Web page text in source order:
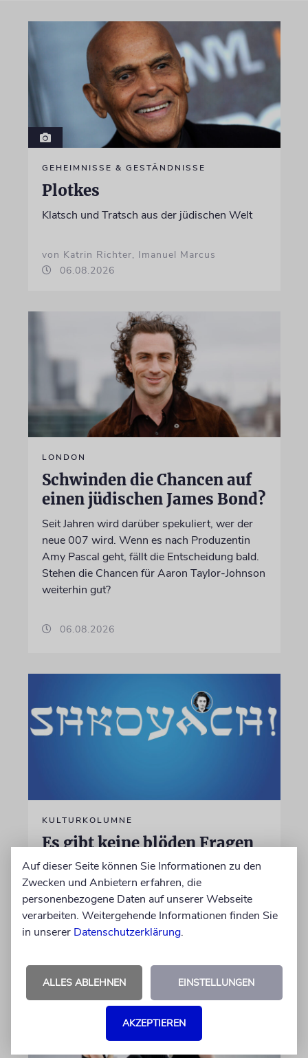
GEHEIMNISSE & GESTÄNDNISSE
Plotkes
Klatsch und Tratsch aus der jüdischen Welt
von Katrin Richter, Imanuel Marcus
06.08.2026
LONDON
Schwinden die Chancen auf
einen jüdischen James Bond?
Seit Jahren wird darüber spekuliert, wer der
neue 007 wird. Wenn es nach Produzentin
Amy Pascal geht, fällt die Entscheidung bald.
Stehen die Chancen für Aaron Taylor-Johnson
weiterhin gut?
06.08.2026
KULTURKOLUMNE
Es gibt keine blöden Fragen
Die schmerzhafte Erinnerung an eine
Gerechte
von Laura Cazés
06.08.2026
Auf dieser Seite können Sie Informationen zu den
Zwecken und Anbietern erfahren, die
personenbezogene Daten auf unserer Webseite
verarbeiten. Weitergehende Informationen finden Sie
in unserer Datenschutzerklärung.
ALLES ABLEHNEN EINSTELLUNGEN
AKZEPTIEREN